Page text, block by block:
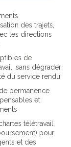
des trajets,
les directions
de
sans dégrader
du service rendu
permanence
et
télétravail,
pour
et des